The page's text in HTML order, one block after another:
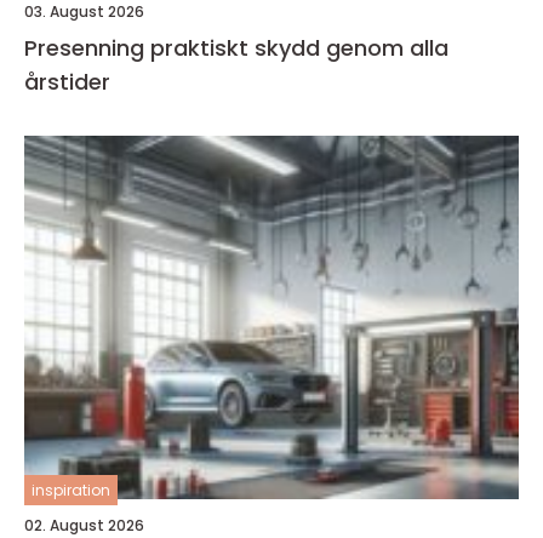
03. August 2026
Presenning praktiskt skydd genom alla
årstider
inspiration
02. August 2026